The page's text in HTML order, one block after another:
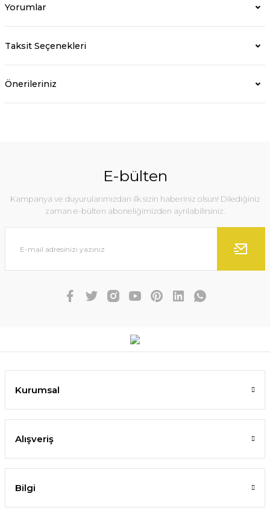
Yorumlar
Taksit Seçenekleri
Önerileriniz
E-bülten
Kampanya ve duyurularımızdan ilk sizin haberiniz olsun! Dilediğiniz
zaman e-bülten aboneliğimizden ayrılabilirsiniz.
Kurumsal
Alışveriş
Bilgi